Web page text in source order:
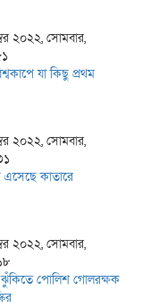
২০২২, সোমবার,
যা কিছু প্রথম
২০২২, সোমবার,
এসেছে কাতারে
২০২২, সোমবার,
ঝুঁকিতে পোলিশ গোলরক্ষক